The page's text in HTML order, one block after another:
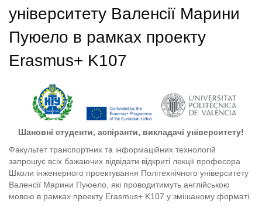
університету Валенсії Марини
Пуюело в рамках проекту
Erasmus+ K107
Шановні студенти, аспіранти, викладачі університету!
Факультет транспортних та інформаційних технологій
запрошує всіх бажаючих відвідати відкриті лекції професора
Школи інженерного проектування Політехнічного університету
Валенсії Марини Пуюело, які проводитимуть англійською
мовою в рамках проекту Erasmus+ K107 у змішаному форматі.